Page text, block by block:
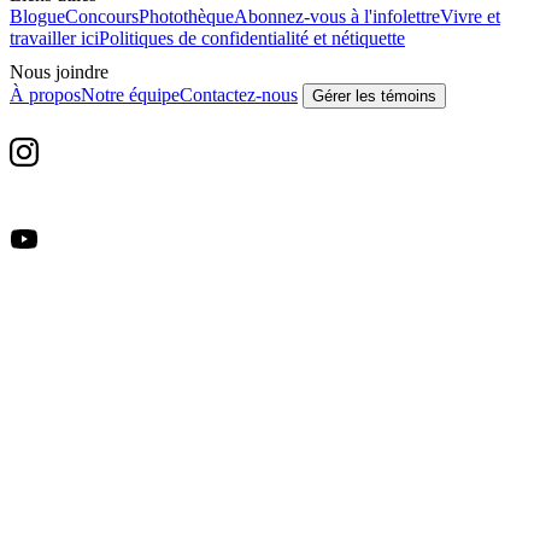
BlogueConcoursPhotothèqueAbonnez-vous à l'infolettreVivre et
travailler iciPolitiques de confidentialité et nétiquette
Nous joindre
À proposNotre équipeContactez-nous Gérer les témoins